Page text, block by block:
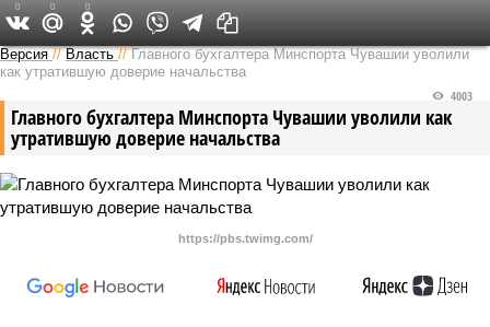
Версия в Чувашии
Версия //Власть //Главного бухгалтера Минспорта Чувашии уволили
как утратившую доверие начальства
Главного бухгалтера Минспорта Чувашии уволили как
утратившую доверие начальства
4003
https://pbs.twimg.com/
0 0 0